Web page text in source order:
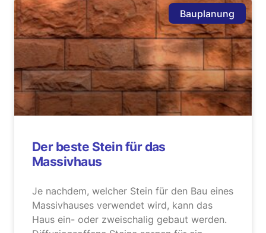
Bauplanung
Der beste Stein für das
Massivhaus
Je nachdem, welcher Stein für den Bau eines
Massivhauses verwendet wird, kann das
Haus ein- oder zweischalig gebaut werden.